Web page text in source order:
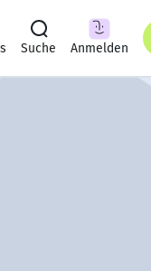
Suche Anmelden